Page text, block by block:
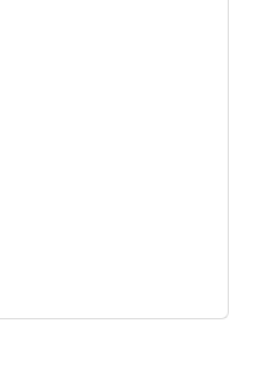
）
／放送用／リモー